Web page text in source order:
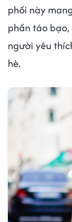
phối này
phần táo
người yêu
hè.